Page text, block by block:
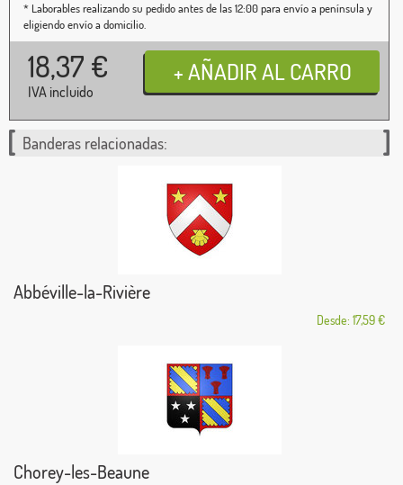
* Laborables realizando su pedido antes de las 12:00 para envío a península y
eligiendo envío a domicilio.
18,37 €
IVA incluido
Banderas relacionadas:
Abbéville-la-Rivière
Desde: 17,59 €
Chorey-les-Beaune